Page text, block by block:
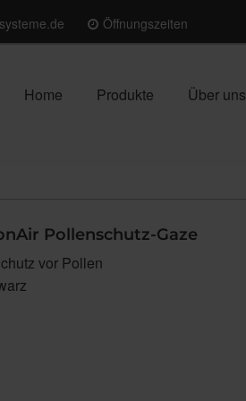
Öffnungszeiten
Home Produkte Über uns
Pollenschutz-Gaze
vor Pollen